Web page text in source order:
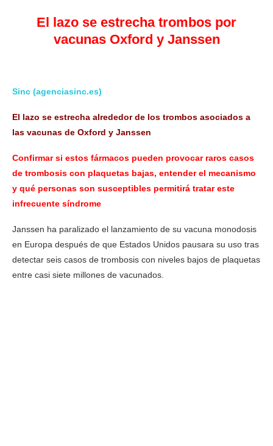
El lazo se estrecha trombos por
vacunas Oxford y Janssen
Sinc (agenciasinc.es)
El lazo se estrecha alrededor de los trombos asociados a
las vacunas de Oxford y Janssen
Confirmar si estos fármacos pueden provocar raros casos
de trombosis con plaquetas bajas, entender el mecanismo
y qué personas son susceptibles permitirá tratar este
infrecuente síndrome
Janssen ha paralizado el lanzamiento de su vacuna monodosis
en Europa después de que Estados Unidos pausara su uso tras
detectar seis casos de trombosis con niveles bajos de plaquetas
entre casi siete millones de vacunados.